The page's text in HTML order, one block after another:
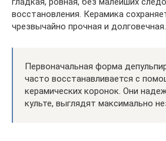
восстановления. Керамика
чрезвычайно прочная и долговечная.
Первоначальная форма
часто восстанавливается с
керамических коронок. Они
культе, выглядят максимально